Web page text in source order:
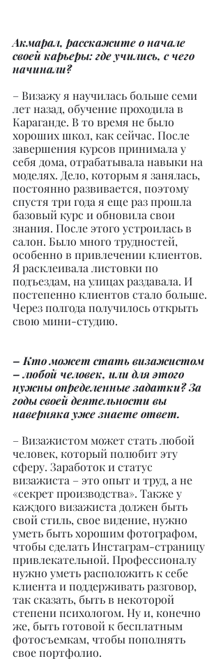
Акмарал, расскажите о начале
своей карьеры: где учились, с чего
начинали?
– Визажу я научилась больше семи
лет назад, обучение проходила в
Караганде. В то время не было
хороших школ, как сейчас. После
завершения курсов принимала у
себя дома, отрабатывала навыки на
моделях. Дело, которым я занялась,
постоянно развивается, поэтому
спустя три года я еще раз прошла
базовый курс и обновила свои
знания. После этого устроилась в
салон. Было много трудностей,
особенно в привлечении клиентов.
Я расклеивала листовки по
подъездам, на улицах раздавала. И
постепенно клиентов стало больше.
Через полгода получилось открыть
свою мини-студию.
– Кто может стать визажистом
– любой человек, или для этого
нужны определенные задатки? За
годы своей деятельности вы
наверняка уже знаете ответ.
– Визажистом может стать любой
человек, который полюбит эту
сферу. Заработок и статус
визажиста – это опыт и труд, а не
«секрет производства». Также у
каждого визажиста должен быть
свой стиль, свое видение, нужно
уметь быть хорошим фотографом,
чтобы сделать Инстаграм-страницу
привлекательной. Профессионалу
нужно уметь расположить к себе
клиента и поддерживать разговор,
так сказать, быть в некоторой
степени психологом. Ну и, конечно
же, быть готовой к бесплатным
фотосъемкам, чтобы пополнять
свое портфолио.